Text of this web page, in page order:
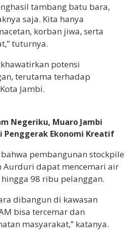
tambang batu bara,
saja. Kita hanya
korban jiwa, serta
tuturnya.
potensi
terutama terhadap
Jambi.
Negeriku, Muaro Jambi
Penggerak Ekonomi Kreatif
pembangunan stockpile
Aurduri dapat mencemari air
98 ribu pelanggan.
dibangun di kawasan
bisa tercemar dan
masyarakat,” katanya.